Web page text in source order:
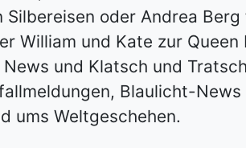
Silbereisen oder Andrea
William und Kate zur
und Klatsch und
Blaulicht-
ums Weltgeschehen.